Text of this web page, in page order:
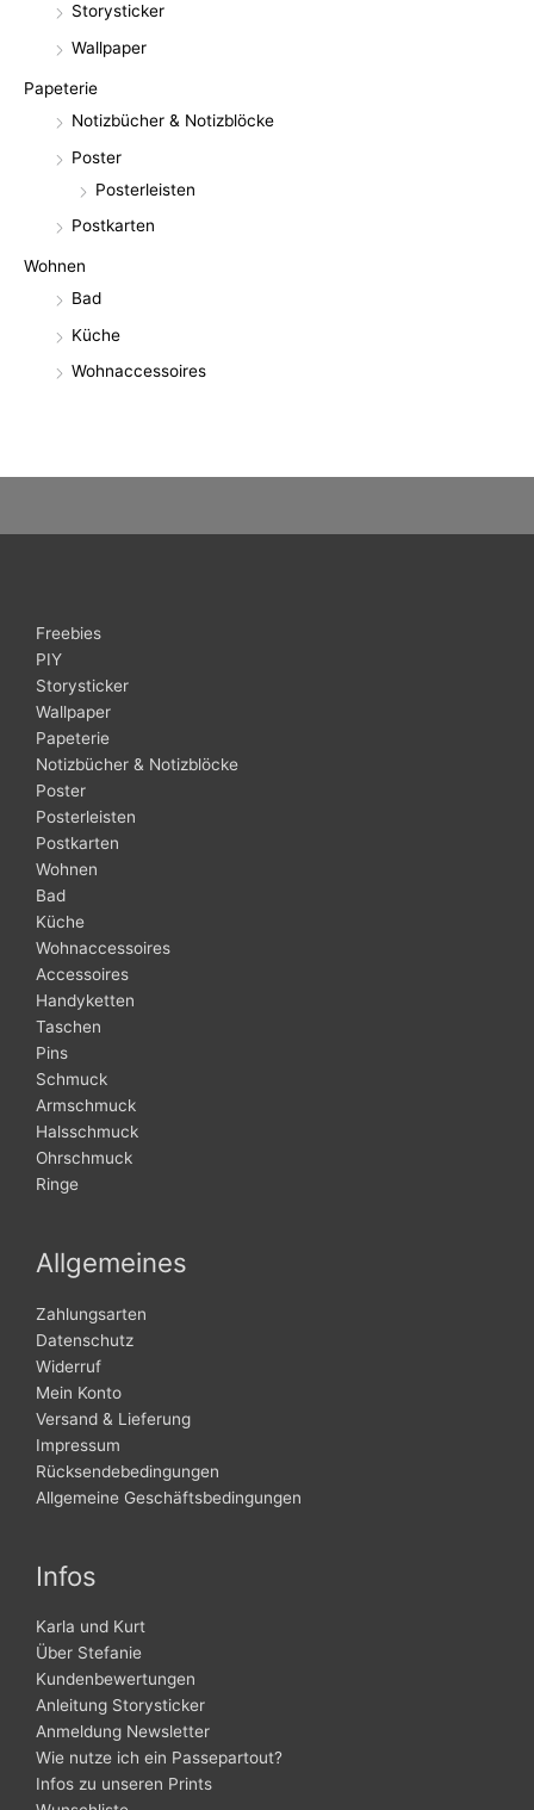
Storysticker
Wallpaper
Papeterie
Notizbücher & Notizblöcke
Poster
Posterleisten
Postkarten
Wohnen
Bad
Küche
Wohnaccessoires
Freebies
PIY
Storysticker
Wallpaper
Papeterie
Notizbücher & Notizblöcke
Poster
Posterleisten
Postkarten
Wohnen
Bad
Küche
Wohnaccessoires
Accessoires
Handyketten
Taschen
Pins
Schmuck
Armschmuck
Halsschmuck
Ohrschmuck
Ringe
Allgemeines
Zahlungsarten
Datenschutz
Widerruf
Mein Konto
Versand & Lieferung
Impressum
Rücksendebedingungen
Allgemeine Geschäftsbedingungen
Infos
Karla und Kurt
Über Stefanie
Kundenbewertungen
Anleitung Storysticker
Anmeldung Newsletter
Wie nutze ich ein Passepartout?
Infos zu unseren Prints